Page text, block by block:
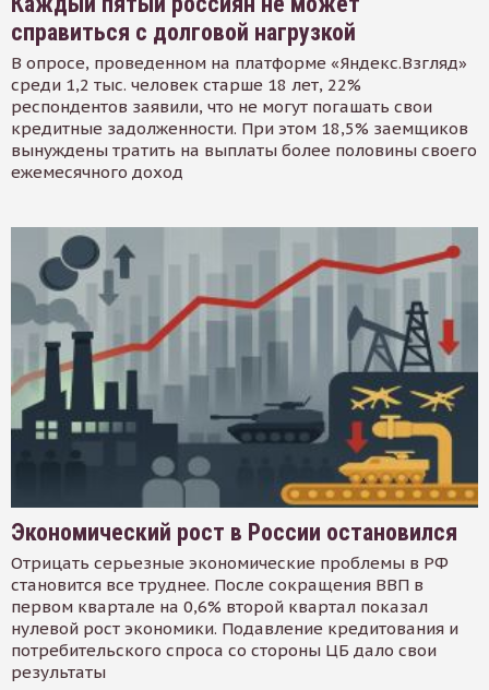
справиться с долговой нагрузкой
В опросе, проведенном на платформе «Яндекс.Взгляд»
среди 1,2 тыс. человек старше 18 лет, 22%
респондентов заявили, что не могут погашать свои
кредитные задолженности. При этом 18,5% заемщиков
вынуждены тратить на выплаты более половины своего
ежемесячного доход
Экономический рост в России остановился
Отрицать серьезные экономические проблемы в РФ
становится все труднее. После сокращения ВВП в
первом квартале на 0,6% второй квартал показал
нулевой рост экономики. Подавление кредитования и
потребительского спроса со стороны ЦБ дало свои
результаты